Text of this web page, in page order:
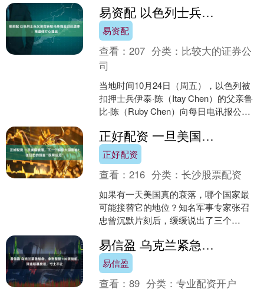
术，中国的军事进步引发了国....
易资配 以色列士兵父亲控诉哈马斯拖延归还遗体：用遗体打心理战
易资配
查看：207 分类： 比较大的证券公
司
当地时间10月24日（周五），以色列被
扣押士兵伊泰·陈（Itay Chen）的父亲鲁
比·陈（Ruby Chen）向每日电讯报公开
正好配资 一旦美国衰落，下一个超级大国是谁？张召忠的预言“很有远见”
正好配资
查看：216 分类：长沙股票配资
如果有一天美国真的衰落，哪个国家最
可能接替它的地位？知名军事专家张召
忠曾沉默片刻后，缓缓说出了三个
再回头看这个答案时，才....易信盈 乌克兰紧急续命，拿到整整100架战机，泽连斯基放话，寸土不让
易信盈
查看：89 分类：专业配资开户